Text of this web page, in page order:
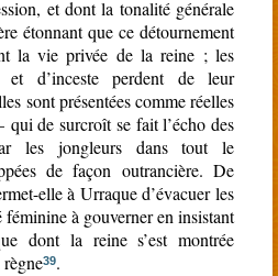
et dont la tonalité générale
étonnant que ce détournement
la vie privée de la reine ; les
et d’inceste perdent de leur
sont présentées comme réelles
qui de surcroît se fait l’écho des
les jongleurs dans tout le
de façon outrancière. De
elle à Urraque d’évacuer les
féminine à gouverner en insistant
dont la reine s’est montrée
39.